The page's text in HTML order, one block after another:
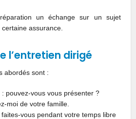
un échange sur un sujet
assurance.
l’entretien dirigé
abordés sont :
: pouvez-vous vous présenter ?
moi de votre famille.
faites-vous pendant votre temps libre